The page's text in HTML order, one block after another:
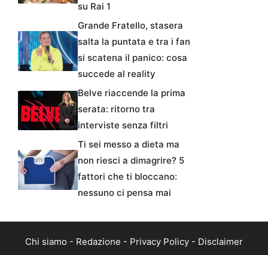
su Rai 1
Grande Fratello, stasera
salta la puntata e tra i fan
si scatena il panico: cosa
succede al reality
Belve riaccende la prima
serata: ritorno tra
interviste senza filtri
Ti sei messo a dieta ma
non riesci a dimagrire? 5
fattori che ti bloccano:
nessuno ci pensa mai
Chi siamo - Redazione - Privacy Policy - Disclaimer